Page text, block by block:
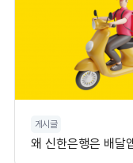
게시글
왜 신한은행은 배달